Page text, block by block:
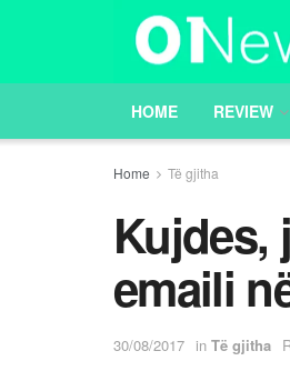
HOME REVIEW
Home Të gjitha
Kujdes,
emaili
30/08/2017 in Të gjitha